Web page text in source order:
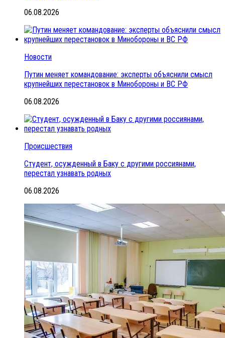
06.08.2026
Новости
Путин меняет командование: эксперты объяснили смысл
крупнейших перестановок в Минобороны и ВС РФ
06.08.2026
Происшествия
Студент, осужденный в Баку с другими россиянами,
перестал узнавать родных
06.08.2026